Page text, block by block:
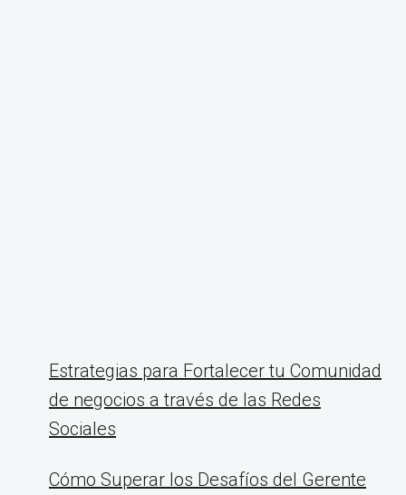
Estrategias para Fortalecer tu Comunidad
de negocios a través de las Redes
Sociales
Cómo Superar los Desafíos del Gerente